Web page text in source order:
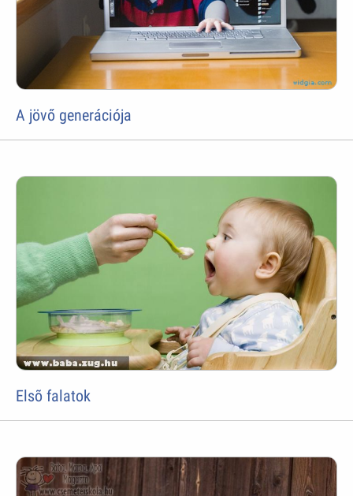
A jövő generációja
Elsõ falatok